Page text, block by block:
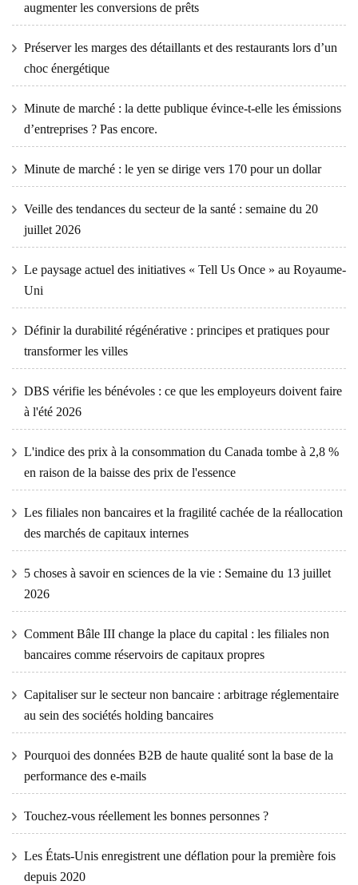
augmenter les conversions de prêts
Préserver les marges des détaillants et des restaurants lors d’un
choc énergétique
Minute de marché : la dette publique évince-t-elle les émissions
d’entreprises ? Pas encore.
Minute de marché : le yen se dirige vers 170 pour un dollar
Veille des tendances du secteur de la santé : semaine du 20
juillet 2026
Le paysage actuel des initiatives « Tell Us Once » au Royaume-
Uni
Définir la durabilité régénérative : principes et pratiques pour
transformer les villes
DBS vérifie les bénévoles : ce que les employeurs doivent faire
à l'été 2026
L'indice des prix à la consommation du Canada tombe à 2,8 %
en raison de la baisse des prix de l'essence
Les filiales non bancaires et la fragilité cachée de la réallocation
des marchés de capitaux internes
5 choses à savoir en sciences de la vie : Semaine du 13 juillet
2026
Comment Bâle III change la place du capital : les filiales non
bancaires comme réservoirs de capitaux propres
Capitaliser sur le secteur non bancaire : arbitrage réglementaire
au sein des sociétés holding bancaires
Pourquoi des données B2B de haute qualité sont la base de la
performance des e-mails
Touchez-vous réellement les bonnes personnes ?
Les États-Unis enregistrent une déflation pour la première fois
depuis 2020